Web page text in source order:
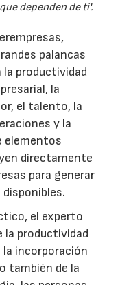
dependen de ti'.
palancas
la productividad
la
el talento, la
y la
elementos
directamente
para generar
el experto
la productividad
la incorporación
también de la